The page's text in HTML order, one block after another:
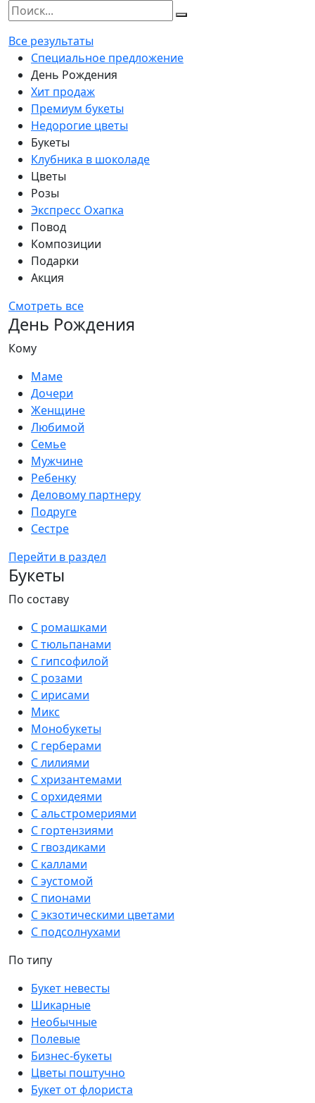
Все результаты
Специальное предложение
День Рождения
Хит продаж
Премиум букеты
Недорогие цветы
Букеты
Клубника в шоколаде
Цветы
Розы
Экспресс Охапка
Повод
Композиции
Подарки
Акция
Смотреть все
День Рождения
Кому
Маме
Дочери
Женщине
Любимой
Семье
Мужчине
Ребенку
Деловому партнеру
Подруге
Сестре
Перейти в раздел
Букеты
По составу
С ромашками
С тюльпанами
С гипсофилой
С розами
С ирисами
Микс
Монобукеты
С герберами
С лилиями
С хризантемами
С орхидеями
С альстромериями
С гортензиями
С гвоздиками
С каллами
С эустомой
С пионами
С экзотическими цветами
С подсолнухами
По типу
Букет невесты
Шикарные
Необычные
Полевые
Бизнес-букеты
Цветы поштучно
Букет от флориста